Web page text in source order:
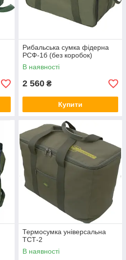
Рибальська сумка фідерна
РСФ-1б (без коробок)
В наявності
2 560 ₴
Купити
Термосумка універсальна
ТСТ-2
В наявності